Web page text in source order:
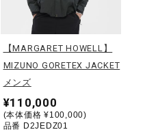
【MARGARET HOWELL】
MIZUNO GORETEX JACKET
メンズ
¥110,000
(本体価格 ¥100,000)
品番 D2JEDZ01